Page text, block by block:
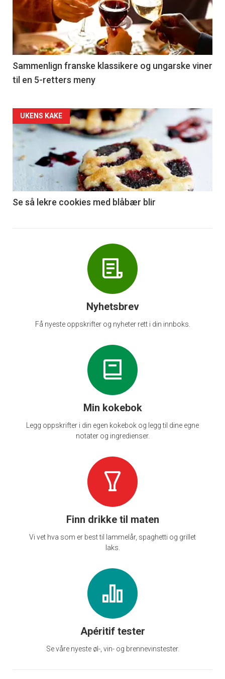
nå
-
5
Sammenlign franske klassikere og ungarske viner
til en 5-retters meny
Forsiden
akkurat
nå
6
UKENS KAKE
Se så lekre cookies med blåbær blir
Nyhetsbrev
Få nyeste oppskrifter og nyheter rett i din innboks.
Min kokebok
Legg oppskrifter i din egen kokebok og legg til dine egne
notater og ingredienser.
Finn drikke til maten
Vi vet hva som er best til lammelår, spaghetti og grillet
laks.
Apéritif tester
Se våre nyeste øl-, vin- og brennevinstester.